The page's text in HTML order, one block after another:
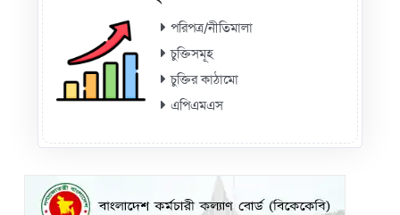
পরিপত্র/নীতিমালা
চুক্তিসমূহ
চুক্তির কাঠামো
এপিএমএস